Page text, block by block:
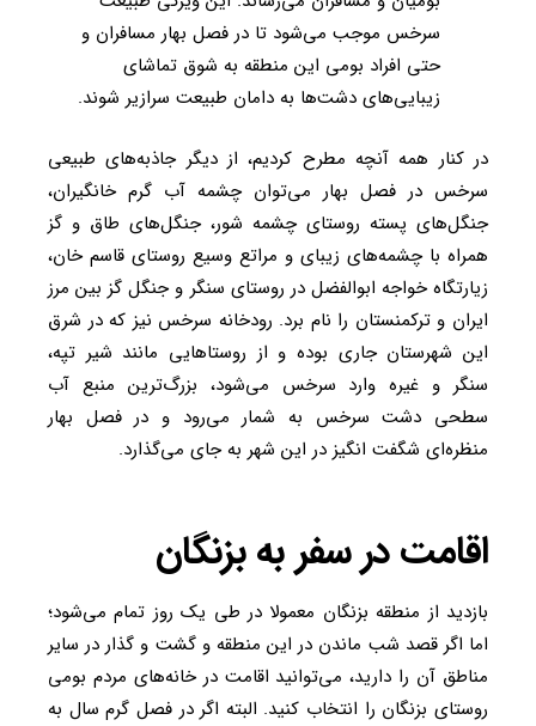
سرخس موجب می‌شود تا در فصل بهار مسافران و
حتی افراد بومی این منطقه به شوق تماشای
زیبایی‌های دشت‌ها به دامان طبیعت سرازیر شوند.
در کنار همه آنچه مطرح کردیم، از دیگر جاذبه‌های طبیعی
سرخس در فصل بهار می‌توان چشمه آب گرم خانگیران،
جنگل‌های پسته روستای چشمه شور، جنگل‌های طاق و گز
همراه با چشمه‌های زیبای و مراتع وسیع روستای قاسم خان،
زیارتگاه خواجه ابوالفضل در روستای سنگر و جنگل گز بین مرز
ایران و ترکمنستان را نام برد. رودخانه سرخس نیز که در شرق
این شهرستان جاری بوده و از روستاهایی مانند شیر تپه،
سنگر و غیره وارد سرخس می‌شود، بزرگ‌ترین منبع آب
سطحی دشت سرخس به شمار می‌رود و در فصل بهار
منظره‌ای شگفت انگیز در این شهر به جای می‌گذارد.
اقامت در سفر به بزنگان
بازدید از منطقه بزنگان معمولا در طی یک روز تمام می‌شود؛
اما اگر قصد شب ماندن در این منطقه و گشت‌ و گذار در سایر
مناطق آن را دارید، می‌توانید اقامت در خانه‌های مردم بومی
روستای بزنگان را انتخاب کنید. البته اگر در فصل گرم سال به